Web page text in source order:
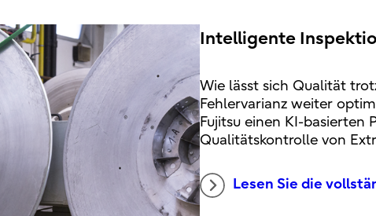
Intelligente
Wie lässt sich Qualität
Fehlervarianz weiter
Fujitsu einen KI-
Qualitätskontrolle von
Lesen Sie die